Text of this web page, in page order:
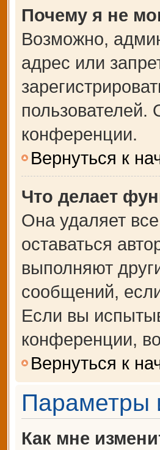
Почему я не
Возможно,
адрес или
конференции.
Вернуться к
Что делает
Она удаляет
оставаться
выполняют
сообщений,
Если вы
конференции,
Вернуться к
Параметры
Как мне